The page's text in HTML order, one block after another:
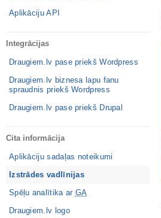
Aplikāciju API
Integrācijas
Draugiem.lv pase priekš Wordpress
Draugiem.lv biznesa lapu fanu
spraudnis priekš Wordpress
Draugiem.lv pase priekš Drupal
Cita informācija
Aplikāciju sadaļas noteikumi
Izstrādes vadlīnijas
Spēļu analītika ar GA
Draugiem.lv logo